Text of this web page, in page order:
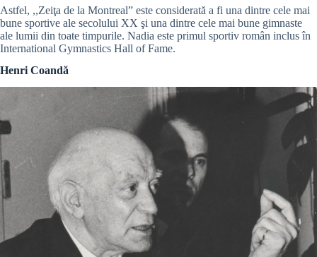
Astfel, ,,Zeiţa de la Montreal” este considerată a fi una dintre cele mai
bune sportive ale secolului XX şi una dintre cele mai bune gimnaste
ale lumii din toate timpurile. Nadia este primul sportiv român inclus în
International Gymnastics Hall of Fame.
Henri Coandă